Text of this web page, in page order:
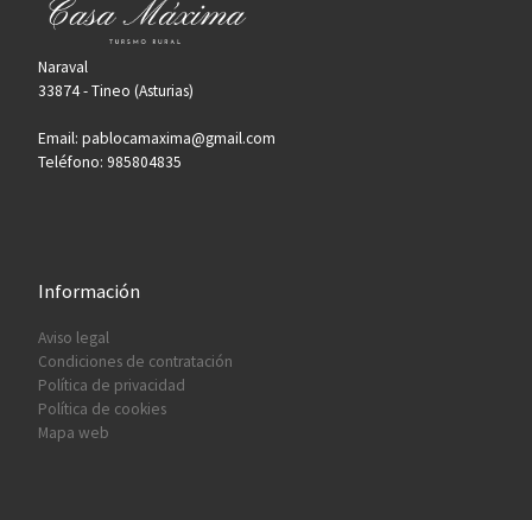
Naraval
33874 - Tineo (Asturias)
Email: pablocamaxima@gmail.com
Teléfono: 985804835
Información
Aviso legal
Condiciones de contratación
Política de privacidad
Política de cookies
Mapa web